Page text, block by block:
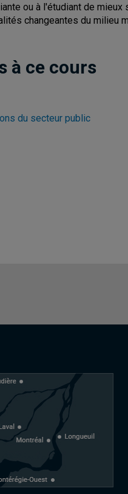
ou à l'étudiant de
changeantes du milieu
à ce cours
du secteur public